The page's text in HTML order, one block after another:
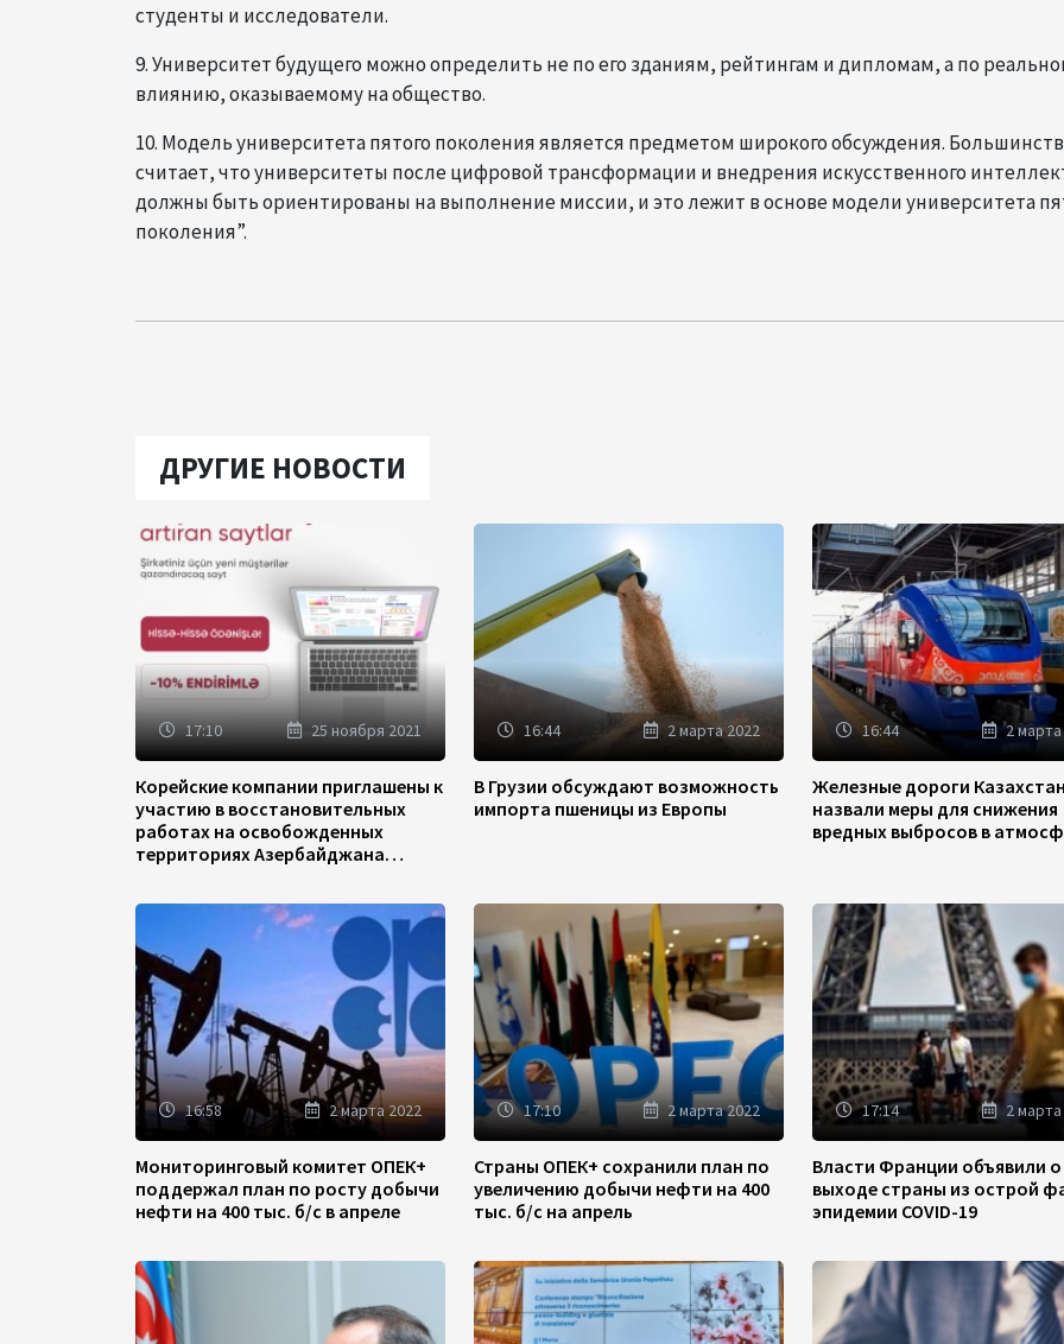
студенты и исследователи.
9. Университет будущего можно определить не по его зданиям, рейтингам и дипломам, а по
влиянию, оказываемому на общество.
10. Модель университета пятого поколения является предметом широкого обсуждения.
считает, что университеты после цифровой трансформации и внедрения искусственного
должны быть ориентированы на выполнение миссии, и это лежит в основе модели университета
поколения”.
ДРУГИЕ НОВОСТИ
17:10 25 ноября 2021
Корейские компании приглашены к
участию в восстановительных
работах на освобожденных
территориях Азербайджана
16:44 2 марта 2022
В Грузии обсуждают возможность
импорта пшеницы из Европы
16:44 2 марта
Железные дороги
назвали меры для снижения
вредных выбросов в
16:58 2 марта 2022
Мониторинговый комитет ОПЕК+
поддержал план по росту добычи
нефти на 400 тыс. б/с в апреле
17:10 2 марта 2022
Страны ОПЕК+ сохранили план по
увеличению добычи нефти на 400
тыс. б/с на апрель
17:14 2 марта
Власти Франции объявили о
выходе страны из острой
эпидемии COVID-19